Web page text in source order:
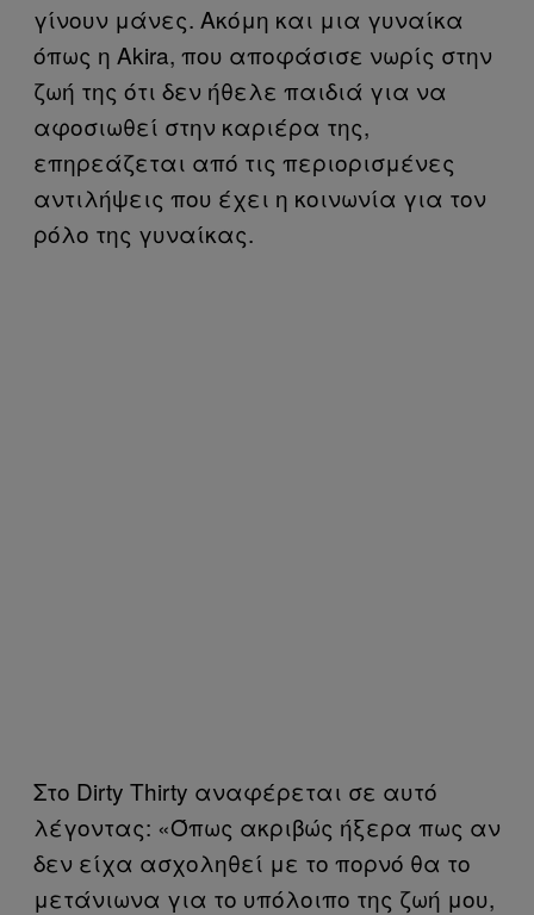
γίνουν μάνες. Ακόμη και μια γυναίκα
όπως η Akira, που αποφάσισε νωρίς στην
ζωή της ότι δεν ήθελε παιδιά για να
αφοσιωθεί στην καριέρα της,
επηρεάζεται από τις περιορισμένες
αντιλήψεις που έχει η κοινωνία για τον
ρόλο της γυναίκας.
Στο Dirty Thirty αναφέρεται σε αυτό
λέγοντας: «Όπως ακριβώς ήξερα πως αν
δεν είχα ασχοληθεί με το πορνό θα το
μετάνιωνα για το υπόλοιπο της ζωή μου,